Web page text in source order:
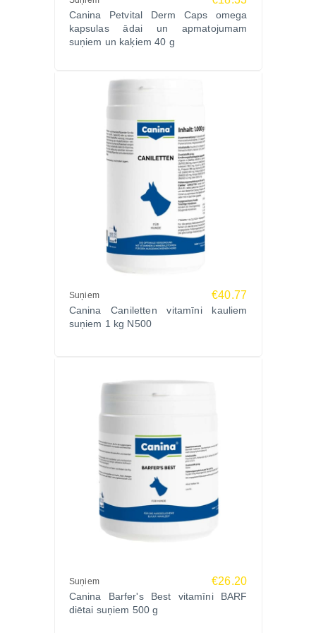
Sastāvs:
Naktssveces eļļa, zivju eļļa
Analītiskās sastāvdaļas:
E vitamīns (α-tokoferola acetāts) 141 288 mg,
dekspantenols 463 mg, biotīns 139 µg
Suņiem: 10 pilieni uz 10 kg ķermeņa svara (maks.
40 pilieni) kopā ar ēdienu
Kaķiem: 5 pilieni katram dzīvniekam kā ārstēšana 6
Papildu informācija:
Īpaši ieteicams: suņiem un kaķiem ar ādas
Canina Pharma GmbH, Vācija – uzticama kvalitāte
un zinātniski pamatoti produkti dzīvnieku veselībai.
Uzglabāšanas ieteikums:
Uzglabāt istabas temperatūrā.
veselīgu ādu un spīdīgu apmatojumu ar ātru piegādi
visā Latvijā!
Canina Petvital Derm Caps omega
kapsulas ādai un apmatojumam
suņiem un kaķiem 40 g
Suņiem €40.77
Canina Caniletten vitamīni kauliem
suņiem 1 kg N500
Suņiem €26.20
Canina Barfer's Best vitamīni BARF
diētai suņiem 500 g